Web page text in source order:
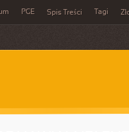
PGE Spis Treści Tagi